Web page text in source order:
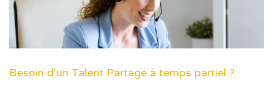
Besoin d'un Talent Partagé à temps partiel ?